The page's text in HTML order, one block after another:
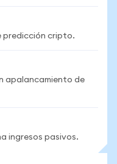
predicción cripto.
apalancamiento de
ingresos pasivos.